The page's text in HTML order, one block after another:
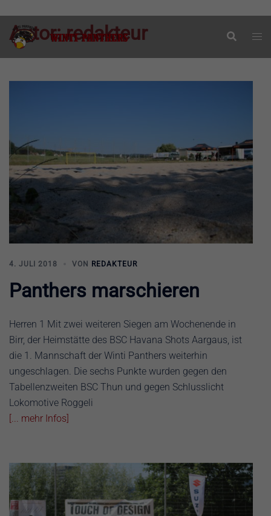
Zum
Inhalt
Suche
Autor:redakteur
4. JULI 2018 VON REDAKTEUR
Panthers marschieren
Herren 1 Mit zwei weiteren Siegen am Wochenende in
Birr, der Heimstätte des BSC Havana Shots Aargaus, ist
die 1. Mannschaft der Winti Panthers weiterhin
ungeschlagen. Die sechs Punkte wurden gegen den
Tabellenzweiten BSC Thun und gegen Schlusslicht
Lokomotive Roggeli
[... mehr Infos]